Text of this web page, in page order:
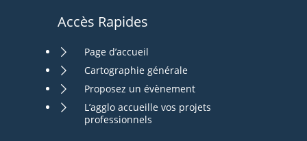
Accès Rapides
Page d’accueil
Cartographie générale
Proposez un évènement
L’agglo accueille vos projets
professionnels